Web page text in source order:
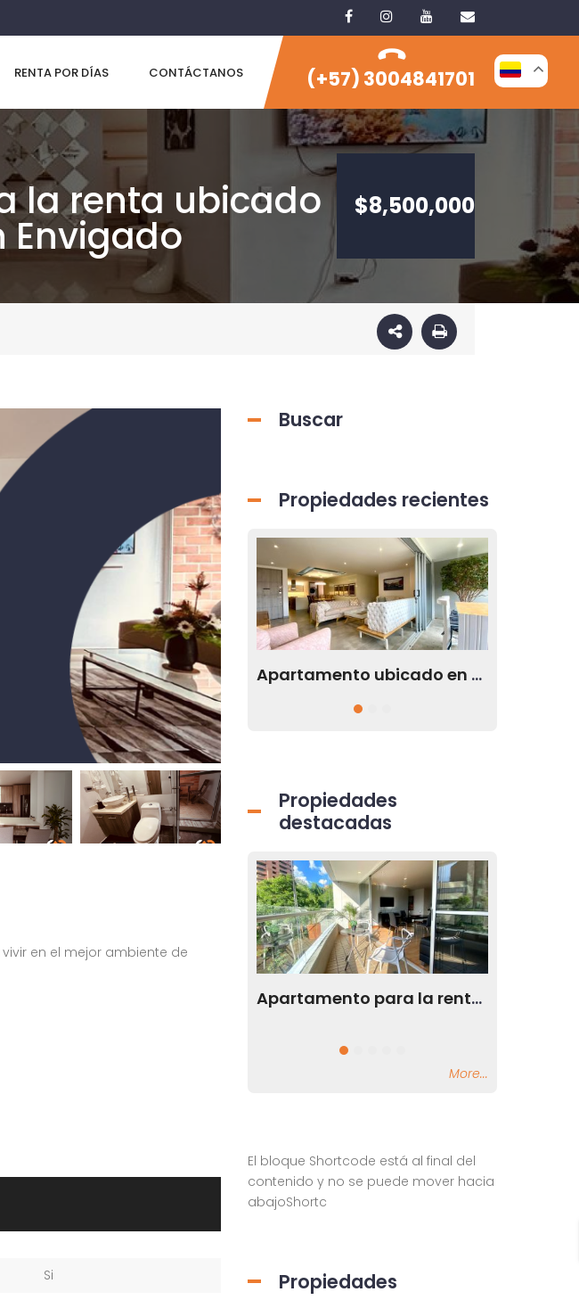
RENTA POR DÍAS CONTÁCTANOS (+57) 3004841701
la renta ubicado
Envigado
$8,500,000
en el mejor ambiente de
Si
Buscar
Propiedades recientes
Apartamento disponible para la renta en el sector de El Tesoro en Medellín
Propiedades
destacadas
Apartamento en Milla de Oro en Medellín Antioquia
More...
El bloque Shortcode está al final del
contenido y no se puede mover hacia
abajoShortc
Propiedades